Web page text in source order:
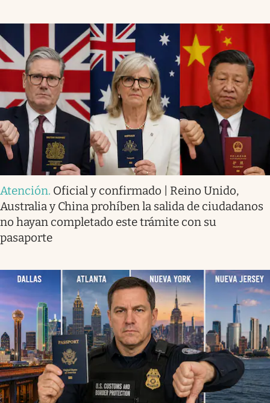
Atención. Oficial y confirmado | Reino Unido,
Australia y China prohíben la salida de ciudadanos
no hayan completado este trámite con su
pasaporte